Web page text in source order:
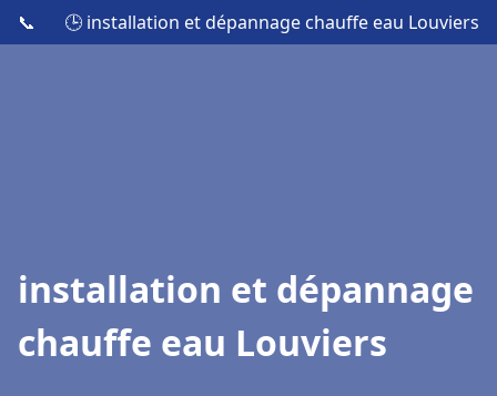
📞 🕒 installation et dépannage chauffe eau Louviers
installation et dépannage
chauffe eau Louviers